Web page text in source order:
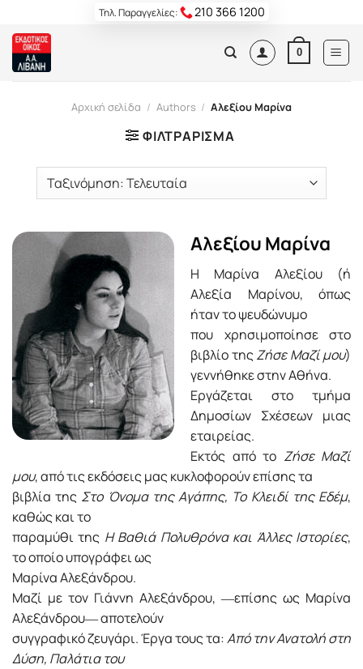
content
Τηλ. Παραγγελίες: 210 366 1200
0
Αρχική σελίδα / Authors / Αλεξίου Μαρίνα
ΦΙΛΤΡΆΡΙΣΜΑ
Αλεξίου Μαρίνα
H Mαρίνα Αλεξίου (ή
Aλεξία Mαρίνου, όπως
ήταν το ψευδώνυμο
που χρησιμοποίησε στο
βιβλίο τηςΖήσε Μαζί μου)
γεννήθηκε στην Aθήνα.
Eργάζεται στο τμήμα
Δημοσίων Σχέσεων μιας
εταιρείας.
Eκτός από το Zήσε Mαζί
μου, από τις εκδόσεις μας κυκλοφορούν επίσης τα
βιβλία της Στο Όνομα της Aγάπης, Το Κλειδί της Εδέμ,
καθώς και το
παραμύθι της Η Βαθιά Πολυθρόνα και Άλλες Ιστορίες,
το οποίο υπογράφει ως
Μαρίνα Αλεξάνδρου.
Μαζί με τον Γιάννη Αλεξάνδρου, ―επίσης ως Μαρίνα
Αλεξάνδρου― αποτελούν
συγγραφικό ζευγάρι. Έργα τους τα:Από την Ανατολή στη
Δύση, Παλάτια του